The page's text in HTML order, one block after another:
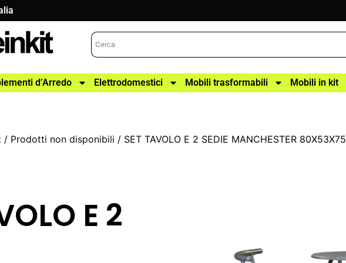
d’Arredo Elettrodomestici Mobili trasformabili Mobili in kit
/ Prodotti non disponibili / SET TAVOLO E 2 SEDIE MANCHESTER 80X53X75
E 2